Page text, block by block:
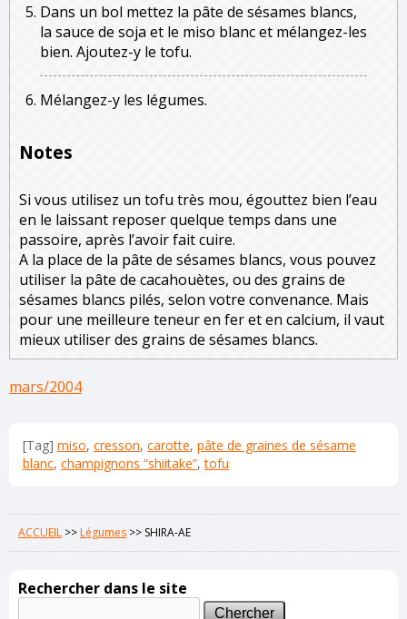
Dans un bol mettez la pâte de sésames blancs,
la sauce de soja et le miso blanc et mélangez-les
bien. Ajoutez-y le tofu.
Mélangez-y les légumes.
Notes
Si vous utilisez un tofu très mou, égouttez bien l’eau
en le laissant reposer quelque temps dans une
passoire, après l’avoir fait cuire.
A la place de la pâte de sésames blancs, vous pouvez
utiliser la pâte de cacahouètes, ou des grains de
sésames blancs pilés, selon votre convenance. Mais
pour une meilleure teneur en fer et en calcium, il vaut
mieux utiliser des grains de sésames blancs.
mars/2004
[Tag] miso, cresson, carotte, pâte de graines de sésame
blanc, champignons “shiitake”,tofu
ACCUEIL >>Légumes >> SHIRA-AE
Rechercher dans le site